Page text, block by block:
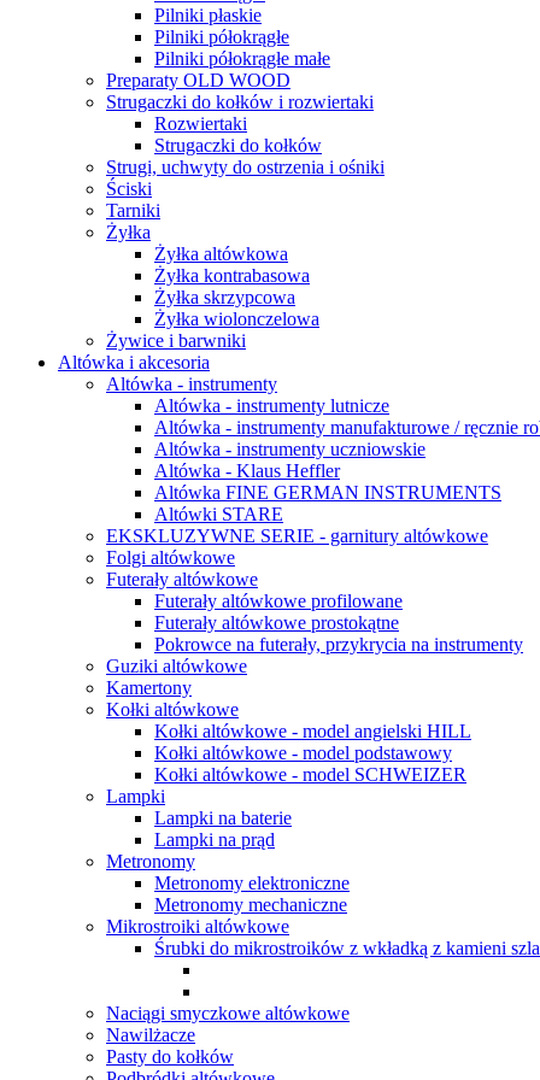
Pilniki płaskie
Pilniki półokrągłe
Pilniki półokrągłe małe
Preparaty OLD WOOD
Strugaczki do kołków i rozwiertaki
Rozwiertaki
Strugaczki do kołków
Strugi, uchwyty do ostrzenia i ośniki
Ściski
Tarniki
Żyłka
Żyłka altówkowa
Żyłka kontrabasowa
Żyłka skrzypcowa
Żyłka wiolonczelowa
Żywice i barwniki
Altówka i akcesoria
Altówka - instrumenty
Altówka - instrumenty lutnicze
Altówka - instrumenty manufakturowe / ręcznie
Altówka - instrumenty uczniowskie
Altówka - Klaus Heffler
Altówka FINE GERMAN INSTRUMENTS
Altówki STARE
EKSKLUZYWNE SERIE - garnitury altówkowe
Folgi altówkowe
Futerały altówkowe
Futerały altówkowe profilowane
Futerały altówkowe prostokątne
Pokrowce na futerały, przykrycia na instrumenty
Guziki altówkowe
Kamertony
Kołki altówkowe
Kołki altówkowe - model angielski HILL
Kołki altówkowe - model podstawowy
Kołki altówkowe - model SCHWEIZER
Lampki
Lampki na baterie
Lampki na prąd
Metronomy
Metronomy elektroniczne
Metronomy mechaniczne
Mikrostroiki altówkowe
Śrubki do mikrostroików z wkładką z kamieni
Naciągi smyczkowe altówkowe
Nawilżacze
Pasty do kołków